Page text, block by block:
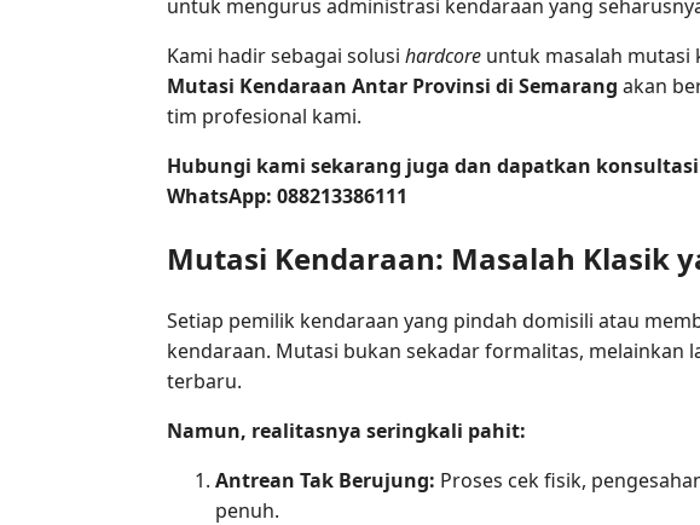
untuk mengurus administrasi kendaraan yang
Kami hadir sebagai solusi hardcore untuk masalah mutasi
Mutasi Kendaraan Antar Provinsi di Semarang akan
tim profesional kami.
Hubungi kami sekarang juga dan dapatkan
WhatsApp: 088213386111
Mutasi Kendaraan: Masalah Klasik
Setiap pemilik kendaraan yang pindah domisili atau
kendaraan. Mutasi bukan sekadar formalitas, melainkan
terbaru.
Namun, realitasnya seringkali pahit:
Antrean Tak Berujung: Proses cek fisik,
penuh.